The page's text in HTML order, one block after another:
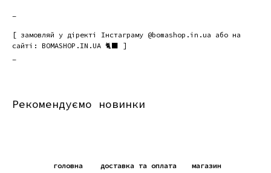
[ замовляй у діректі Інстаграму @bomashop.in.ua або на
сайті: BOMASHOP.IN.UA 🐈‍⬛ ]
Рекомендуємо новинки
головна магазин
доставка та оплата